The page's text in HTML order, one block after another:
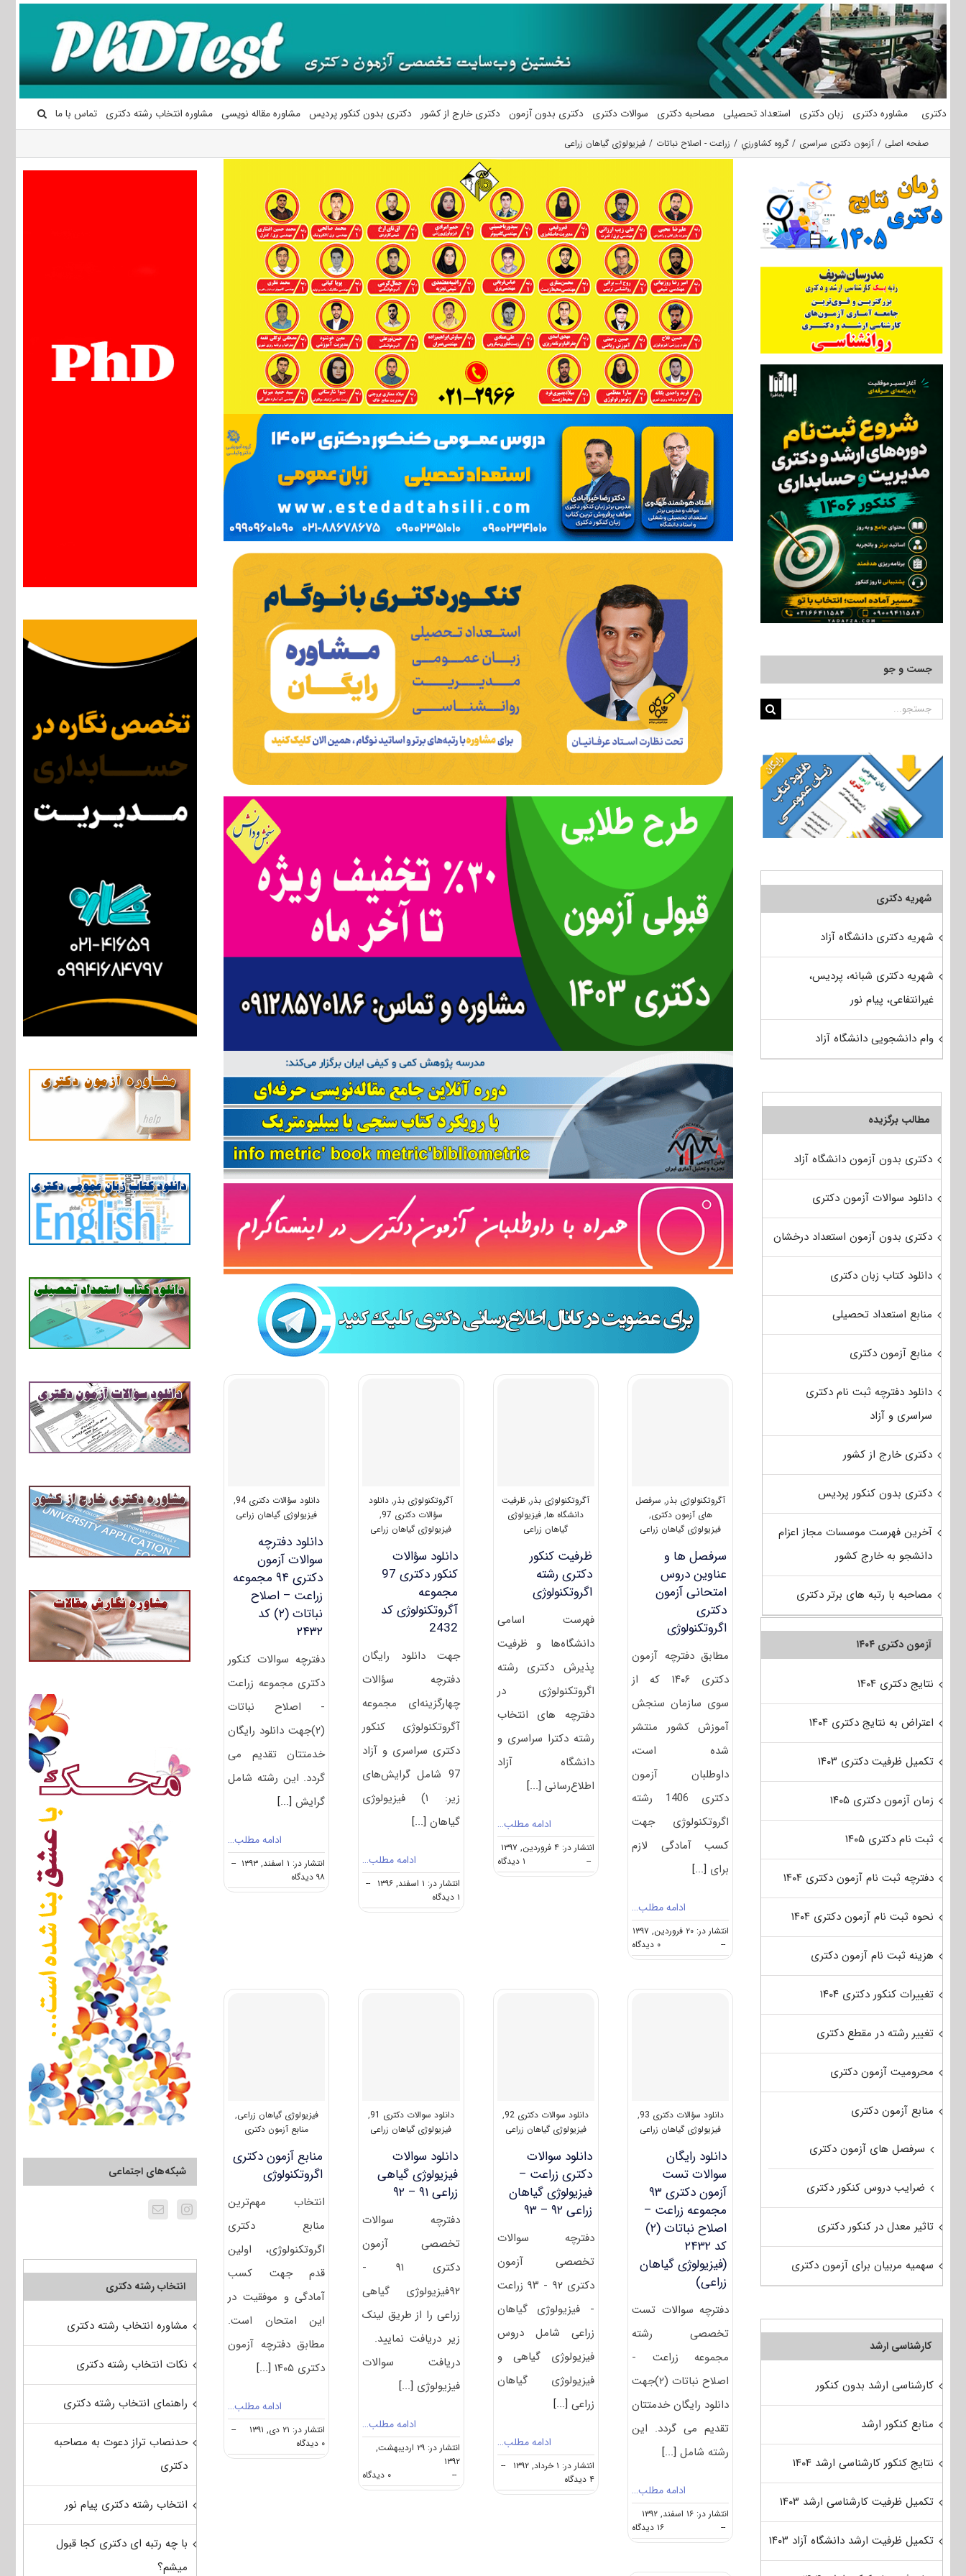
محتوا
دکتری مشاوره دکتری زبان دکتری استعداد تحصیلی مصاحبه دکتری سوالات دکتری دکتری بدون آزمون دکتری خارج از کشور دکتری بدون کنکور پردیس مشاوره مقاله نویسی مشاوره انتخاب رشته دکتری تماس با ما
صفحه اصلی آزمون دکتری سراسری گروه كشاورزي زراعت - اصلاح نباتات فیزیولوژی گیاهان زراعی
آگروتکنولوژی بذر, سرفصل
های آزمون دکتری,
فیزیولوژی گیاهان زراعی
سرفصل ها و
عناوین دروس
امتحانی آزمون
دکتری
اگروتکنولوژی
مطابق دفترچه آزمون
دکتری ۱۴۰۶ که از
سوی سازمان سنجش
آموزش کشور منتشر
شده است،
داوطلبان آزمون
دکتری 1406 رشته
اگروتکنولوژی جهت
کسب آمادگی لازم
برای [...]
ادامه مطلب…
انتشار در: ۲۰ فروردین, ۱۳۹۷
--
۰ دیدگاه
سرفصل
عناوین
آگروتکنولوژی بذر, ظرفیت
دانشگاه ها, فیزیولوژی
گیاهان زراعی
ظرفیت کنکور
دکتری رشته
اﮔﺮوﺗﻜﻨﻮﻟﻮژی
فهرست اسامی
دانشگاه‌ها و ظرفیت
پذیرش دکتری رشته
اﮔﺮوﺗﻜﻨﻮﻟﻮژی در
دفترچه های انتخاب
رشته دکترا سراسری و
دانشگاه آزاد
اطلاع‌رسانی [...]
ادامه مطلب…
انتشار در: ۴ فروردین, ۱۳۹۷
--
۱ دیدگاه
ظرفیت
آگروتکنولوژی بذر, دانلود
سؤالات دکتری 97
,
فیزیولوژی گیاهان زراعی
دانلود سؤالات
کنکور دکتری 97
مجموعه
آﮔﺮوﺗﻜﻨﻮﻟﻮژی کد
2432
جهت دانلود رایگان
دفترچه سؤالات
چهارگزینه‌ای مجموعه
آﮔﺮوﺗﻜﻨﻮﻟﻮژی کنکور
دکتری سراسری و آزاد
97 شامل گرایش‌های
زیر: ۱) فیزﻳﻮﻟﻮژی
ﮔﻴﺎﻫﺎن [...]
ادامه مطلب…
انتشار در: ۱ اسفند, ۱۳۹۶
--
۱ دیدگاه
دانلود
آﮔﺮوﺗﻜﻨﻮﻟﻮژی
دانلود سؤالات دکتری 94
,
فیزیولوژی گیاهان زراعی
دانلود دفترچه
سوالات آزمون
دکتری ۹۴ مجموعه
زراعت – اصلاح
نباتات (۲) کد
۲۴۳۲
دفترچه سوالات کنکور
دکتری مجموعه زراعت
- اصلاح نباتات
(۲)جهت دانلود رایگان
خدمتتان تقدیم می
گردد. این رشته شامل
گرایش[...]
ادامه مطلب…
انتشار در: ۱ اسفند, ۱۳۹۳
--
۹۸ دیدگاه
on
دانلود
دانلود سؤالات دکتری 93
,
فیزیولوژی گیاهان زراعی
دانلود رایگان
سوالات تست
آزمون دکتری ۹۳
مجموعه زراعت –
اصلاح نباتات (۲)
کد ۲۴۳۲
(فیزیولوژی گیاهان
زراعی)
دفترچه سوالات تست
تخصصی رشته
مجموعه زراعت -
اصلاح نباتات (۲)جهت
دانلود رایگان خدمتتان
تقدیم می گردد. این
رشته شامل[...]
ادامه مطلب…
انتشار در: ۱۶ اسفند, ۱۳۹۲
--
۱۶ دیدگاه
دانلود
دانلود سوالات دکتری 92
,
فیزیولوژی گیاهان زراعی
دانلود سوالات
دکتری زراعت –
فیزیولوژی گیاهان
زراعی ۹۲ – ۹۳
دفترچه سوالات
تخصصی آزمون
دکتری ۹۲ - ۹۳ زراعت
- فیزیولوژی گیاهان
زراعی شامل دروس
فیزیولوژی گیاهی و
فیزیولوژی گیاهان
زراعی [...]
ادامه مطلب…
انتشار در: ۱ خرداد, ۱۳۹۲
--
۴ دیدگاه
دانلود
دانلود سوالات دکتری 91
,
فیزیولوژی گیاهان زراعی
دانلود سوالات
فیزیولوژی گیاهی
زراعی ۹۱ – ۹۲
دفترچه سوالات
تخصصی آزمون
دکتری ۹۱ -
۹۲فیزیولوژی گیاهی
زراعی را از طریق لینک
زیر دریافت نمایید.
دریافت سوالات
فیزیولوژی [...]
ادامه مطلب…
انتشار در: ۲۹ اردیبهشت,
۱۳۹۲
--
۰ دیدگاه
on
دانلود
فیزیولوژی گیاهان زراعی,
منابع آزمون دکتری
منابع آزمون دکتری
اگروتکنولوژی
انتخاب مهم‌ترین
منابع دکتری
اگروتکنولوژی، اولین
قدم جهت کسب
آمادگی و موفقیت در
این امتحان است.
مطابق دفترچه آزمون
دکتری ۱۴۰۵
[...]
ادامه مطلب…
انتشار در: ۲۱ دی, ۱۳۹۱
--
۰ دیدگاه
on
منابع
شبکه‌های اجتماعی
انتخاب رشته دکتری
مشاوره انتخاب رشته دکتری
نکات انتخاب رشته دکتری
راهنمای انتخاب رشته دکتری
حدنصاب تراز دعوت به مصاحبه
دکتری
انتخاب رشته دکتری پیام نور
با چه رتبه ای دکتری کجا قبول
میشم؟
جست و جو
جستجو
شهریه دکتری
شهریه دکتری دانشگاه آزاد
شهریه دکتری شبانه، پردیس،
غیرانتفاعی، پیام نور
وام دانشجویی دانشگاه آزاد
مطالب برگزیده
دکتری بدون آزمون دانشگاه آزاد
دانلود سوالات آزمون دکتری
دکتری بدون آزمون استعداد درخشان
دانلود کتاب زبان دکتری
منابع استعداد تحصیلی
منابع آزمون دکتری
دانلود دفترچه ثبت نام دکتری
سراسری و آزاد
دکتری خارج از کشور
دکتری بدون کنکور پردیس
آخرین فهرست موسسات مجاز اعزام
دانشجو به خارج کشور
مصاحبه با رتبه های برتر دکتری
آزمون دکتری ۱۴۰۴
نتایج دکتری ۱۴۰۴
اعتراض به نتایج دکتری ۱۴۰۴
تکمیل ظرفیت دکتری ۱۴۰۳
زمان آزمون دکتری ۱۴۰۵
ثبت نام دکتری ۱۴۰۵
دفترچه ثبت نام آزمون دکتری ۱۴۰۴
نحوه ثبت نام آزمون دکتری ۱۴۰۴
هزینه ثبت نام آزمون دکتری
تغییرات کنکور دکتری ۱۴۰۴
تغییر رشته در مقطع دکتری
محرومیت آزمون دکتری
منابع آزمون دکتری
سرفصل های آزمون دکتری
ضرایب دروس کنکور دکتری
تاثیر معدل در کنکور دکتری
سهمیه مربیان برای آزمون دکتری
کارشناسی ارشد
کارشناسی ارشد بدون کنکور
منابع کنکور ارشد
نتایج کنکور کارشناسی ارشد ۱۴۰۴
تکمیل ظرفیت کارشناسی ارشد ۱۴۰۳
تکمیل ظرفیت ارشد دانشگاه آزاد ۱۴۰۳